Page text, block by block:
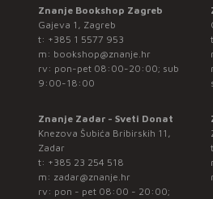
Znanje Bookshop Zagreb
Gajeva 1, Zagreb
t: +385 1 5577 953
m: bookshop@znanje.hr
rv: pon-pet 08:00-20:00; sub
9:00-18:00
Znanje Zadar - Sveti Donat
Knezova Šubića Bribirskih 11,
Zadar
t: +385 23 254 518
m: zadar@znanje.hr
rv: pon - pet 08:00 - 20:00;